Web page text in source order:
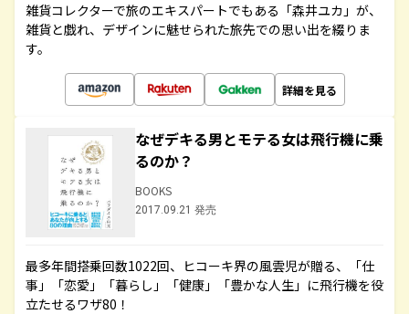
雑貨コレクターで旅のエキスパートでもある「森井ユカ」が、
雑貨と戯れ、デザインに魅せられた旅先での思い出を綴りま
す。
詳細を見る
なぜデキる男とモテる女は飛行機に乗
るのか？
BOOKS
2017.09.21 発売
最多年間搭乗回数1022回、ヒコーキ界の風雲児が贈る、「仕
事」「恋愛」「暮らし」「健康」「豊かな人生」に飛行機を役
立たせるワザ80！